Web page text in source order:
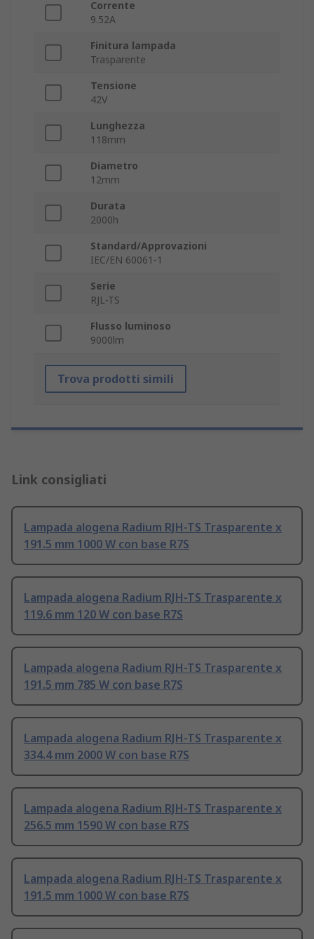
Corrente
9.52A
Finitura lampada
Trasparente
Tensione
42V
Lunghezza
118mm
Diametro
12mm
Durata
2000h
Standard/Approvazioni
IEC/EN 60061-1
Serie
RJL-TS
Flusso luminoso
9000lm
Trova prodotti simili
Link consigliati
Lampada alogena Radium RJH-TS Trasparente x
191.5 mm 1000 W con base R7S
Lampada alogena Radium RJH-TS Trasparente x
119.6 mm 120 W con base R7S
Lampada alogena Radium RJH-TS Trasparente x
191.5 mm 785 W con base R7S
Lampada alogena Radium RJH-TS Trasparente x
334.4 mm 2000 W con base R7S
Lampada alogena Radium RJH-TS Trasparente x
256.5 mm 1590 W con base R7S
Lampada alogena Radium RJH-TS Trasparente x
191.5 mm 1000 W con base R7S